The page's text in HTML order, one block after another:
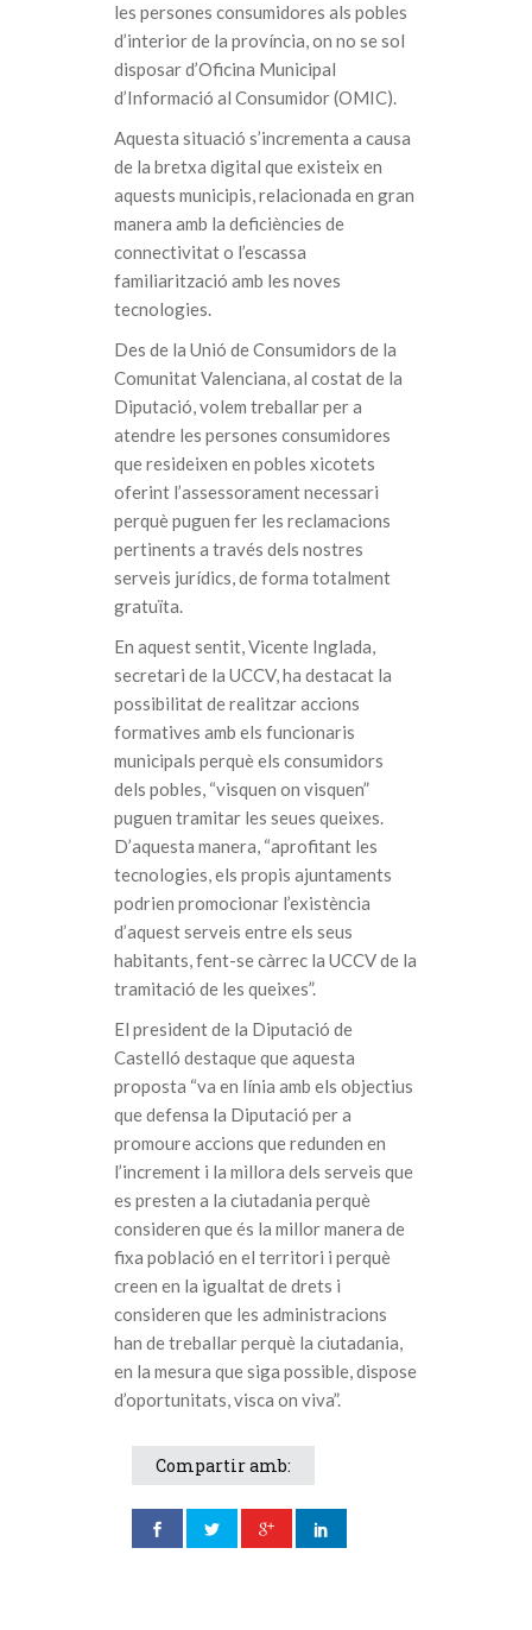
les persones consumidores als pobles
d’interior de la província, on no se sol
disposar d’Oficina Municipal
d’Informació al Consumidor (OMIC).
Aquesta situació s’incrementa a causa
de la bretxa digital que existeix en
aquests municipis, relacionada en gran
manera amb la deficiències de
connectivitat o l’escassa
familiarització amb les noves
tecnologies.
Des de la Unió de Consumidors de la
Comunitat Valenciana, al costat de la
Diputació, volem treballar per a
atendre les persones consumidores
que resideixen en pobles xicotets
oferint l’assessorament necessari
perquè puguen fer les reclamacions
pertinents a través dels nostres
serveis jurídics, de forma totalment
gratuïta.
En aquest sentit, Vicente Inglada,
secretari de la UCCV, ha destacat la
possibilitat de realitzar accions
formatives amb els funcionaris
municipals perquè els consumidors
dels pobles, “visquen on visquen”
puguen tramitar les seues queixes.
D’aquesta manera, “aprofitant les
tecnologies, els propis ajuntaments
podrien promocionar l’existència
d’aquest serveis entre els seus
habitants, fent-se càrrec la UCCV de la
tramitació de les queixes”.
El president de la Diputació de
Castelló destaque que aquesta
proposta “va en línia amb els objectius
que defensa la Diputació per a
promoure accions que redunden en
l’increment i la millora dels serveis que
es presten a la ciutadania perquè
consideren que és la millor manera de
fixa població en el territori i perquè
creen en la igualtat de drets i
consideren que les administracions
han de treballar perquè la ciutadania,
en la mesura que siga possible, dispose
d’oportunitats, visca on viva”.
Compartir amb: